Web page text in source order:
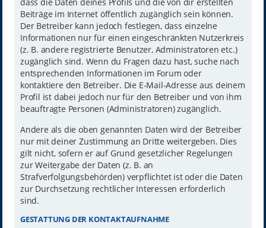
dass die Daten deines Profils und die von dir erstellten
Beiträge im Internet öffentlich zugänglich sein können.
Der Betreiber kann jedoch festlegen, dass einzelne
Informationen nur für einen eingeschränkten Nutzerkreis
(z. B. andere registrierte Benutzer, Administratoren etc.)
zugänglich sind. Wenn du Fragen dazu hast, suche nach
entsprechenden Informationen im Forum oder
kontaktiere den Betreiber. Die E-Mail-Adresse aus deinem
Profil ist dabei jedoch nur für den Betreiber und von ihm
beauftragte Personen (Administratoren) zugänglich.
Andere als die oben genannten Daten wird der Betreiber
nur mit deiner Zustimmung an Dritte weitergeben. Dies
gilt nicht, sofern er auf Grund gesetzlicher Regelungen
zur Weitergabe der Daten (z. B. an
Strafverfolgungsbehörden) verpflichtet ist oder die Daten
zur Durchsetzung rechtlicher Interessen erforderlich
sind.
GESTATTUNG DER KONTAKTAUFNAHME